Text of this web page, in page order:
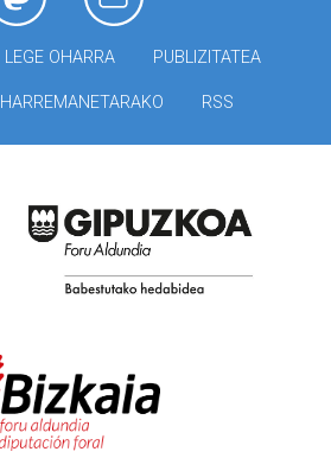
LEGE OHARRA PUBLIZITATEA
HARREMANETARAKO RSS